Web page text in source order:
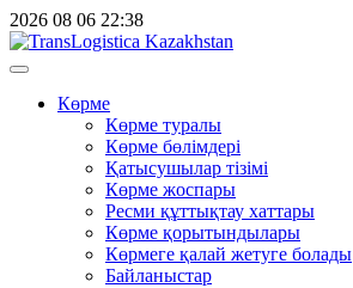
2026 08 06 22:38
Көрме
Көрме туралы
Көрме бөлімдері
Қатысушылар тізімі
Көрме жоспары
Ресми құттықтау хаттары
Көрме қорытындылары
Көрмеге қалай жетуге болады
Байланыстар